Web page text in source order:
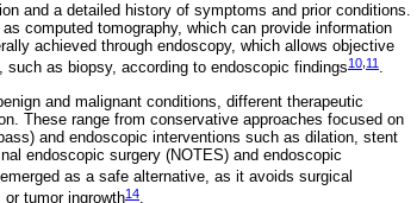
and a detailed history of symptoms and prior conditions.
computed tomography, which can provide information
achieved through endoscopy, which allows objective
as biopsy, according to endoscopic findings10 11 .
and malignant conditions, different therapeutic
These range from conservative approaches focused on
and endoscopic interventions such as dilation, stent
endoscopic surgery (NOTES) and endoscopic
as a safe alternative, as it avoids surgical
tumor ingrowth14.